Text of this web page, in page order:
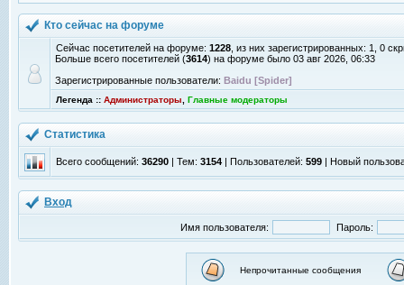
Кто сейчас на форуме
Сейчас посетителей на форуме: 1228 , из них зарегистрированных: 1, 0
Больше всего посетителей (3614) на форуме было 03 авг 2026, 06:33
Зарегистрированные пользователи: Baidu [Spider]
Легенда :: Администраторы Главные модераторы
Статистика
Всего сообщений: 36290 | Тем: 3154 | Пользователей: 599 | Новый
Вход
Имя пользователя: Пароль:
Непрочитанные сообщения